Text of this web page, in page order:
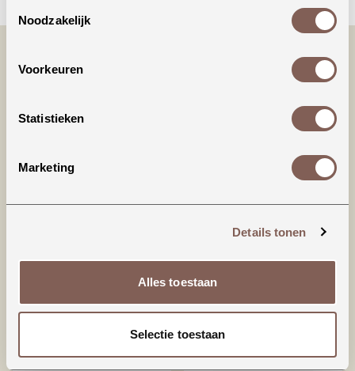
Noodzakelijk
Voorkeuren
Statistieken
Marketing
Details tonen
Alles toestaan
Selectie toestaan
nieuw binnen